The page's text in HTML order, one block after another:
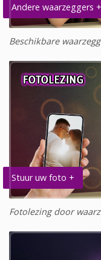
Andere waarzeggers +
Beschikbare
Stuur uw foto +
Fotolezing door